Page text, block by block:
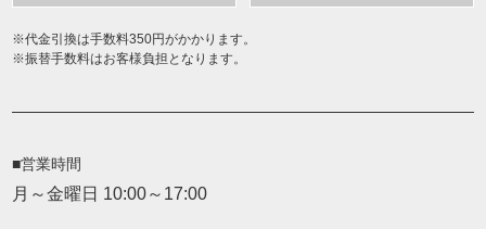
代金引換は手数料350円がかかります。
振替手数料はお客様負担となります。
■営業時間
月～金曜日 10:00～17:00